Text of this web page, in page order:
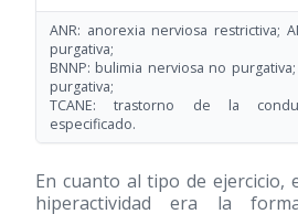
ANR: anorexia nerviosa restrictiva;
purgativa;
BNNP: bulimia nerviosa no
purgativa;
TCANE: trastorno de la
especificado.
En cuanto al tipo de ejercicio,
hiperactividad era la